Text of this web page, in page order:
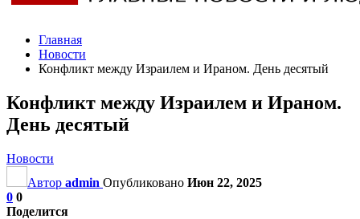
Главная
Новости
Конфликт между Израилем и Ираном. День десятый
Конфликт между Израилем и Ираном.
День десятый
Новости
Автор admin Опубликовано Июн 22, 2025
0 0
Поделится